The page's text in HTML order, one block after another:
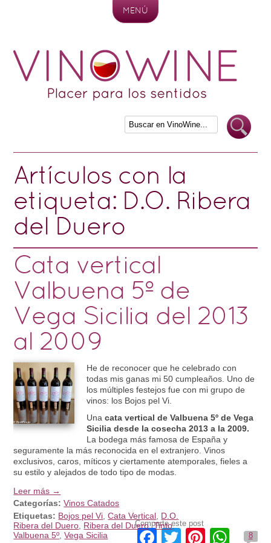
MENÚ
Artículos con la
etiqueta: D.O. Ribera
del Duero
Cata vertical
Valbuena 5º de
Vega Sicilia del 2013
al 2009
He de reconocer que he celebrado con
todas mis ganas mi 50 cumpleaños. Uno de
los múltiples festejos fue con mi grupo de
vinos: los Bojos pel Vi.
Unacata vertical de Valbuena 5º de Vega
Sicilia desde la cosecha 2013 a la 2009.
La bodega más famosa de España y
seguramente la más reconocida en el extranjero. Vinos
exclusivos, caros, míticos y ciertamente atemporales, fieles a
su estilo y alejados de todo tipo de modas.
Leer más →
Categorías:Vinos Catados
Etiquetas: Bojos pel Vi ,Cata Vertical D.O.
Ribera del Duero Ribera del Duero,Tinto,
Valbuena 5º ,Vega Sicilia
Comparte este post
Facebook
Twitter 8